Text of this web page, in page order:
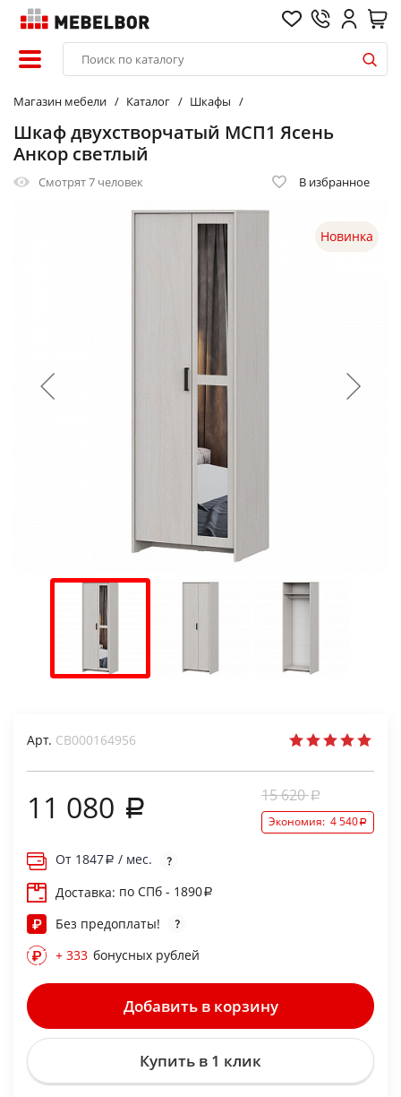
Магазин мебели Каталог Шкафы
Шкаф двухстворчатый МСП1 Ясень
Анкор светлый
Смотрят7 человек В избранное
Новинка
Арт. СВ000164956
11 080 15 620
Экономия: 4 540
От 1847
/ мес.
Доставка: по СПб - 1890
Без предоплаты!
+ 333 бонусных рублей
Добавить в корзину
Купить в 1 клик